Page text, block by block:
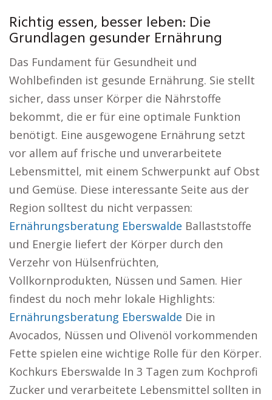
Richtig essen, besser leben: Die
Grundlagen gesunder Ernährung
Das Fundament für Gesundheit und
Wohlbefinden ist gesunde Ernährung. Sie stellt
sicher, dass unser Körper die Nährstoffe
bekommt, die er für eine optimale Funktion
benötigt. Eine ausgewogene Ernährung setzt
vor allem auf frische und unverarbeitete
Lebensmittel, mit einem Schwerpunkt auf Obst
und Gemüse. Diese interessante Seite aus der
Region solltest du nicht verpassen:
Ernährungsberatung Eberswalde Ballaststoffe
und Energie liefert der Körper durch den
Verzehr von Hülsenfrüchten,
Vollkornprodukten, Nüssen und Samen. Hier
findest du noch mehr lokale Highlights:
Ernährungsberatung Eberswalde Die in
Avocados, Nüssen und Olivenöl vorkommenden
Fette spielen eine wichtige Rolle für den Körper.
Kochkurs Eberswalde In 3 Tagen zum Kochprofi
Zucker und verarbeitete Lebensmittel sollten in